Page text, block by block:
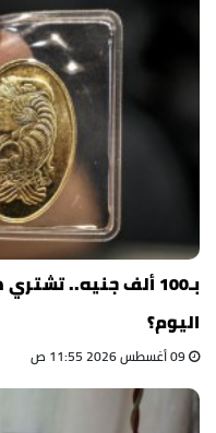
بـ100 ألف جنيه..
اليوم؟